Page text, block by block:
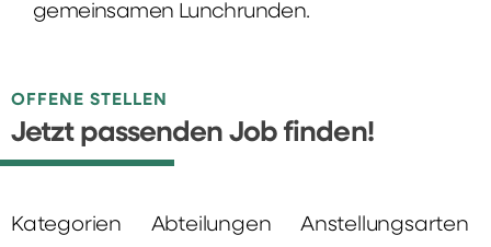
gemeinsamen Lunchrunden.
OFFENE STELLEN
Jetzt passenden Job finden!
Kategorien Abteilungen Anstellungsarten